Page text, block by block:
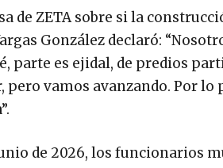
de ZETA sobre si la
González declaró:
parte es ejidal, de predios
pero vamos avanzando. Por
de 2026, los funcionarios